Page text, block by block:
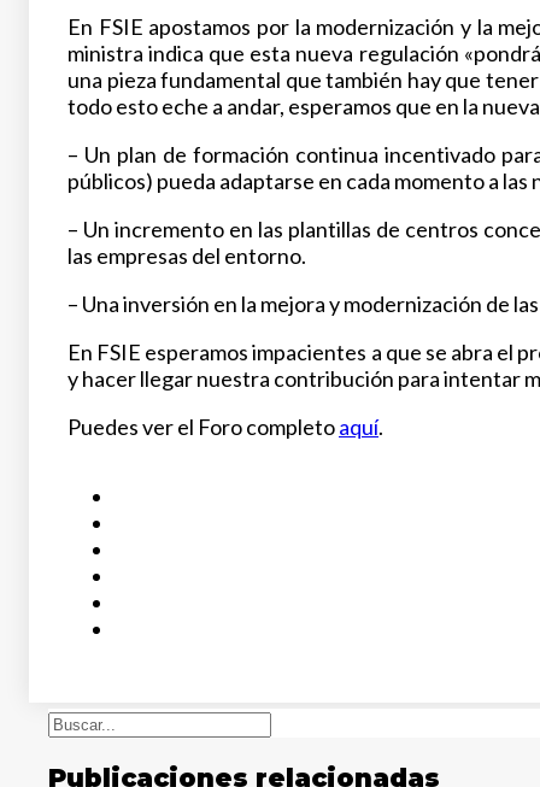
En FSIE apostamos por la modernización y la
ministra indica que esta nueva regulación
una pieza fundamental que también hay que
todo esto eche a andar, esperamos que en la
– Un plan de formación continua incentivado
públicos) pueda adaptarse en cada momento a
– Un incremento en las plantillas de centros
las empresas del entorno.
– Una inversión en la mejora y modernización de
En FSIE esperamos impacientes a que se abra
y hacer llegar nuestra contribución para intentar
Puedes ver el Foro completoaquí.
Buscar
Publicaciones relacionadas